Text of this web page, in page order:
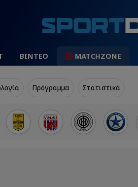
ΒΙΝΤΕΟ MATCHZONE
Πρόγραμμα Στατιστικά